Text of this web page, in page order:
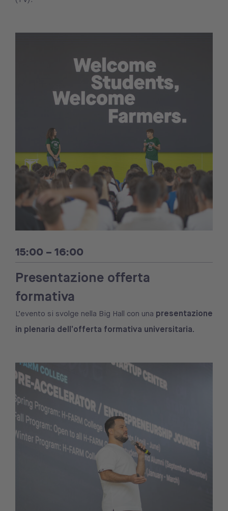
15:00 – 16:00
Presentazione offerta
formativa
L’evento si svolge nella Big Hall con una presentazione
in plenaria dell’offerta formativa universitaria.